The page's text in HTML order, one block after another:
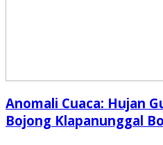
Anomali Cuaca: Hujan
Bojong Klapanunggal